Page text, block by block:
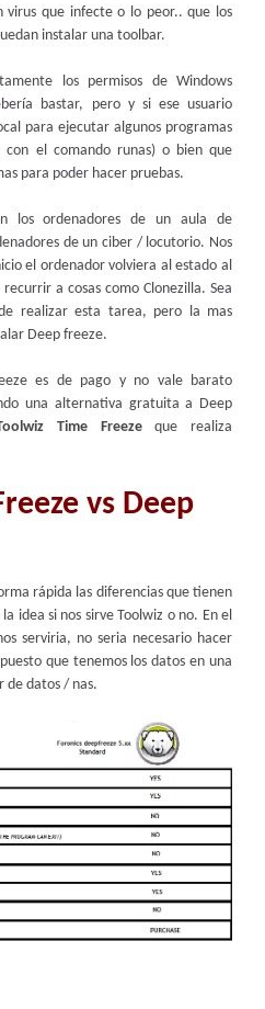
virus que infecte o lo peor.. que los
instalar una toolbar.
los permisos de Windows
bastar, pero y si ese usuario
para ejecutar algunos programas
con el comando runas) o bien que
para poder hacer pruebas.
los ordenadores de un aula de
de un ciber / locutorio. Nos
el ordenador volviera al estado al
a cosas como Clonezilla. Sea
realizar esta tarea, pero la mas
Deep freeze.
es de pago y no vale barato
una alternativa gratuita a Deep
Time Freezeque realiza
vs Deep
rápida las diferencias que tienen
idea si nos sirve Toolwiz o no. En el
serviria, no seria necesario hacer
que tenemos los datos en una
de datos / nas.